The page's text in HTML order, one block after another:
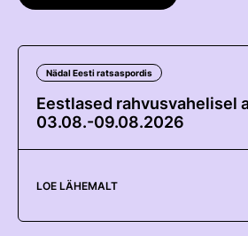
Võistluskalender
Võistlussarjad
Ametnikud
Nädal Eesti ratsaspordis
Eestlased rahvusvahelisel
03.08.-09.08.2026
LOE LÄHEMALT